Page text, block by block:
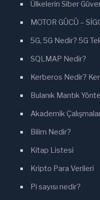
Ülkelerin Siber
MOTOR GÜCÜ –
5G, 5G Nedir? 5G
SQLMAP Nedir?
Kerberos Nedir?
Bulanık Mantık
Akademik
Bilim Nedir?
Kitap Listesi
Kripto Para Verileri
Pi sayısı nedir?